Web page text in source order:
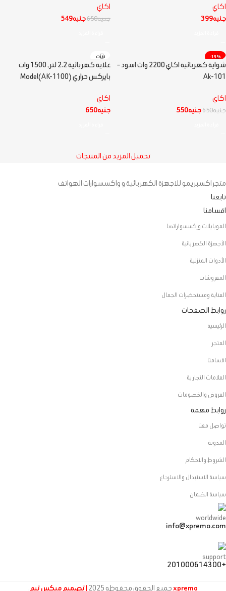
اكاي
جنيه399
اكاي
جنيه650جنيه549
-15%
نفذت
مميز
شواية كهربائية اكاي 2200 وات اسود –
Ak-101
اكاي
جنيه650جنيه550
نفذت
غلاية كهربائية 2.2 لتر , 1500 وات
بايركس حراري (AK-1100)Model
اكاي
جنيه650
تحميل المزيد من المنتجات
متجر اكسبريمو للاجهزة الكهربائية و واكسسوارات الهواتف
تابعنا
اقسامنا
الموبايلات وإكسسواراتها
الأجهزة الكهربائية
الأدوات المنزلية
المفروشات
العناية ومستحضرات الجمال
روابط الصفحات
الرئيسية
المتجر
اقسامنا
العلامات التجارية
العروض والخصومات
روابط مهمة
تواصل معنا
المدونة
الشروط والاحكام
سياسة الاستبدال والاسترجاع
سياسة الضمان
info@xpremo.com
+201000614300
xpremoجميع الحقوق محفوظه | تصميم ميكس تيم.